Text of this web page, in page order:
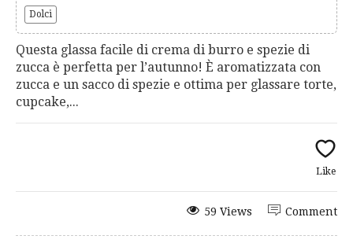
Dolci
Questa glassa facile di crema di burro e spezie di
zucca è perfetta per l’autunno! È aromatizzata con
zucca e un sacco di spezie e ottima per glassare torte,
cupcake,...
Like
Comment
59 Views